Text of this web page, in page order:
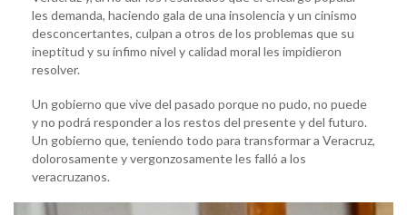
les demanda, haciendo gala de una insolencia y un cinismo
desconcertantes, culpan a otros de los problemas que su
ineptitud y su ínfimo nivel y calidad moral les impidieron
resolver.
Un gobierno que vive del pasado porque no pudo, no puede
y no podrá responder a los restos del presente y del futuro.
Un gobierno que, teniendo todo para transformar a Veracruz,
dolorosamente y vergonzosamente les falló a los
veracruzanos.